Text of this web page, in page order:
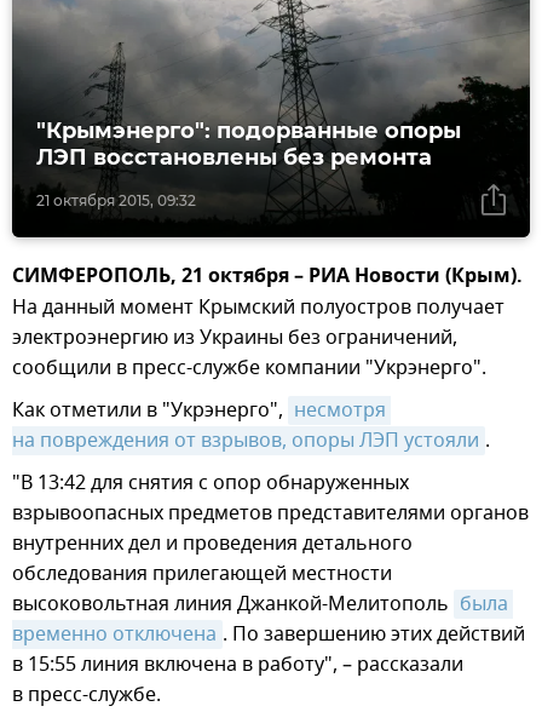
21 октября 2015, 09:32
"Крымэнерго": подорванные опоры
ЛЭП восстановлены без ремонта
СИМФЕРОПОЛЬ, 21 октября – РИА Новости (Крым).
На данный момент Крымский полуостров получает
электроэнергию из Украины без ограничений,
сообщили в пресс-службе компании "Укрэнерго".
Как отметили в "Укрэнерго", несмотря
на повреждения от взрывов, опоры ЛЭП устояли .
"В 13:42 для снятия с опор обнаруженных
взрывоопасных предметов представителями органов
внутренних дел и проведения детального
обследования прилегающей местности
высоковольтная линия Джанкой-Мелитополь была
временно отключена . По завершению этих действий
в 15:55 линия включена в работу", – рассказали
в пресс-службе.